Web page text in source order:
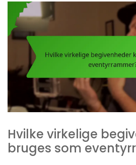
Hvilke virkelige
bruges som